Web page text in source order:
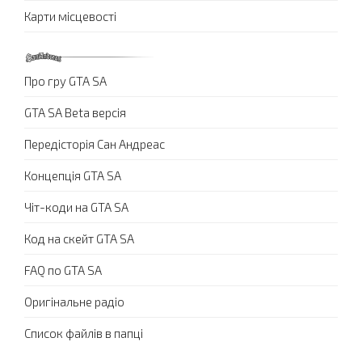
Карти місцевості
Про гру GTA SA
GTA SA Beta версія
Передісторія Сан Андреас
Концепція GTA SA
Чіт-коди на GTA SA
Код на скейт GTA SA
FAQ по GTA SA
Оригінальне радіо
Список файлів в папці